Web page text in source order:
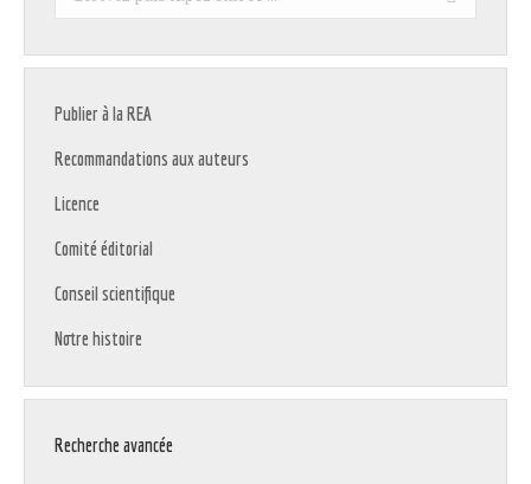
Publier à la REA
Recommandations aux auteurs
Licence
Comité éditorial
Conseil scientifique
Notre histoire
Recherche avancée